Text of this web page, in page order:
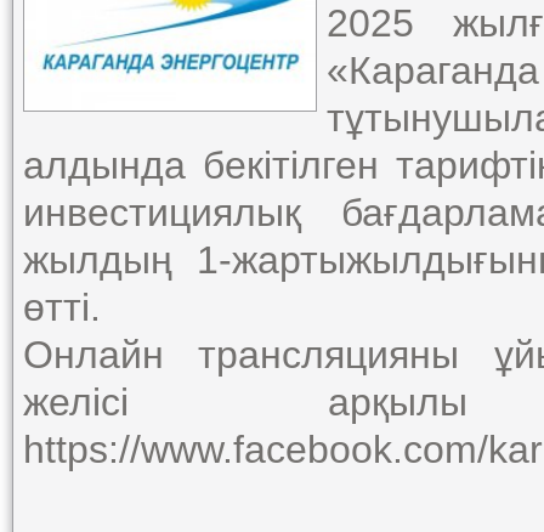
2025
алдында бекітілген
инвестициялық
жылдың 1-
өтті.
Онлайн трансляцияны
желісі
https://www.facebook.com/